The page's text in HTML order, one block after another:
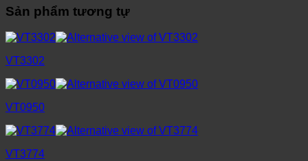
Sản phẩm tương tự
VT3302
VT0950
VT3774